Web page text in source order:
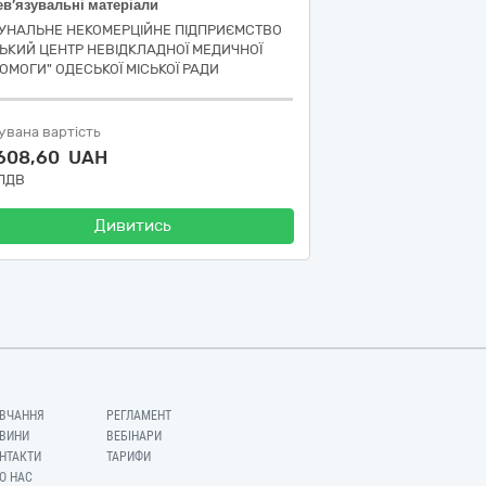
матеріали
НЕКОМЕРЦІЙНЕ ПІДПРИЄМСТВО
ЦЕНТР НЕВІДКЛАДНОЇ МЕДИЧНОЇ
ОДЕСЬКОЇ МІСЬКОЇ РАДИ
вартість
UAH
Дивитись
НАС
РЕГЛАМЕНТ
ВЕБІНАРИ
ТАРИФИ